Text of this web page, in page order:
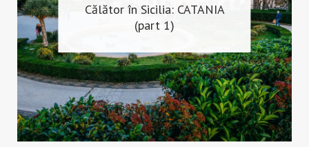
Călător în Sicilia: CATANIA
(part 1)